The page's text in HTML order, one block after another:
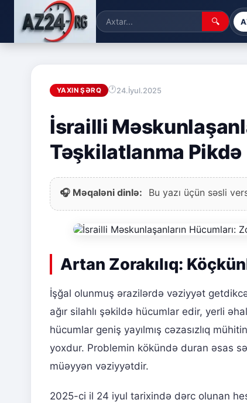
🔍
YAXIN ŞƏRQ 24.İyul.2025
İsrailli
Təşkilatlanma Pikdə
🎧 Məqaləni dinlə: Bu yazı üçün səsli
Artan Zorakılıq:
İşğal olunmuş ərazilərdə vəziyyət
ağır silahlı şəkildə hücumlar edir, yerli
hücumlar geniş yayılmış cəzasızlıq
yoxdur. Problemin kökündə duran əsas
müəyyən vəziyyətdir.
2025-ci il 24 iyul tarixində dərc olunan